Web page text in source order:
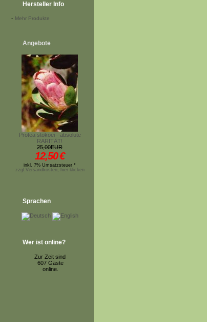
Hersteller Info
- Mehr Produkte
Angebote
Protea stokoei - absolute
RARITÄT!
25,00EUR
12,50€
inkl. 7% Umsatzsteuer *
zzgl.Versandkosten, hier klicken
Sprachen
Wer ist online?
Zur Zeit sind
607 Gäste
online.